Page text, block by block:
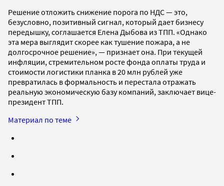
Решение отложить снижение порога по НДС — это,
безусловно, позитивный сигнал, который дает бизнесу
передышку, соглашается Елена Дыбова из ТПП. «Однако
эта мера выглядит скорее как тушение пожара, а не
долгосрочное решение», — признает она. При текущей
инфляции, стремительном росте фонда оплаты труда и
стоимости логистики планка в 20 млн рублей уже
превратилась в формальность и перестала отражать
реальную экономическую базу компаний, заключает вице-
президент ТПП.
Материал по теме